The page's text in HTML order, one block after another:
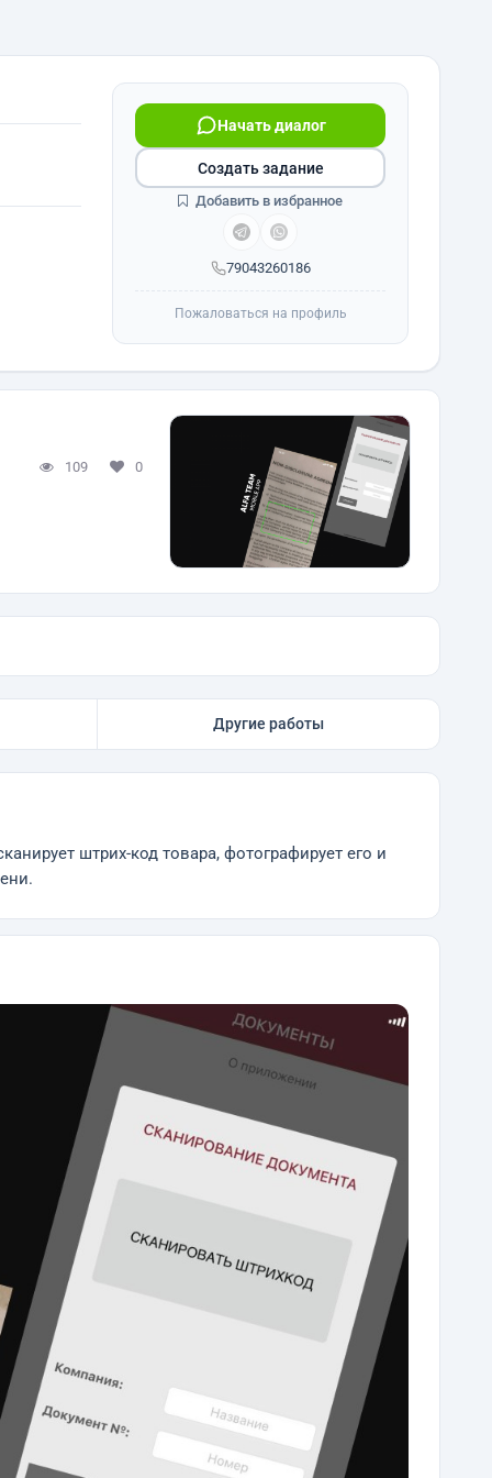
79043260186
Начать диалог
Создать задание
Добавить в избранное
Пожаловаться на профиль
109 0
Другие работы
штрих-код товара, фотографирует его и